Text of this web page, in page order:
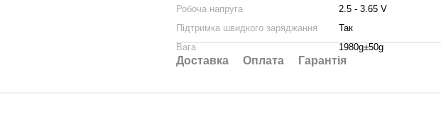
Робоча напруга
2.5 - 3.65 V
Підтримка швидкого заряджання
Так
Вага
1980g±50g
Доставка Оплата Гарантія